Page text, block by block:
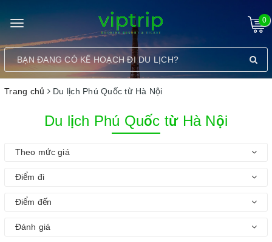
Toggle
navigation
0
Trang chủ Du lịch Phú Quốc từ Hà Nội
Du lịch Phú Quốc từ Hà Nội
Theo mức giá
Điểm đi
Điểm đến
Đánh giá